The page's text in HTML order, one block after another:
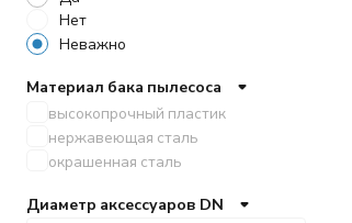
Нет
Неважно
Материал бака пылесоса
высокопрочный пластик
нержавеющая сталь
окрашенная сталь
Диаметр аксессуаров DN